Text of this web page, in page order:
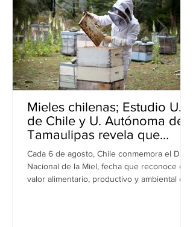
Mieles chilenas; Estudio U.
de Chile y U. Autónoma de
Tamaulipas revela que
inhiben bacterias resistentes
en perros
Cada 6 de agosto, Chile conmemora el Día
Nacional de la Miel, fecha que reconoce el
valor alimentario, productivo y ambiental de